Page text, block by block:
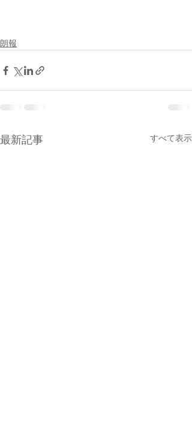
朗報
最新記事 すべて表示